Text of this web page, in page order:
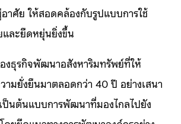
ศัย ให้สอดคล้องกับรูปแบบการใช้
ละยืดหยุ่นยิ่งขึ้น
งธุรกิจพัฒนาอสังหาริมทรัพย์ที่ให้
มยั่งยืนมาตลอดกว่า 40 ปี อย่างเสนา
ป็นต้นแบบการพัฒนาที่มองไกลไปยัง